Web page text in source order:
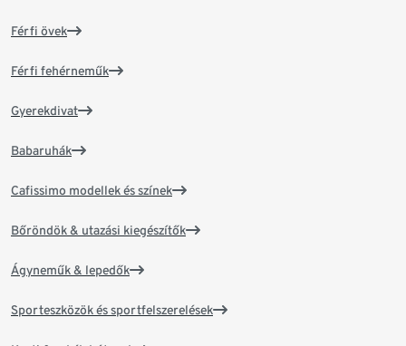
Férfi övek
Férfi fehérneműk
Gyerekdivat
Babaruhák
Cafissimo modellek és színek
Bőröndök & utazási kiegészítők
Ágyneműk & lepedők
Sporteszközök és sportfelszerelések